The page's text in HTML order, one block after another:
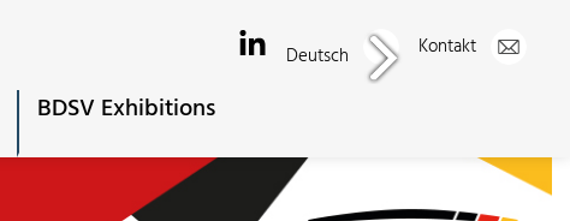
BDSV Exhibitions
Deutsch Kontakt